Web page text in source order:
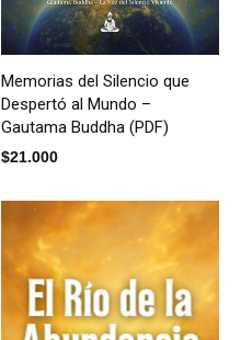
Memorias del Silencio que
Despertó al Mundo –
Gautama Buddha (PDF)
$21.000